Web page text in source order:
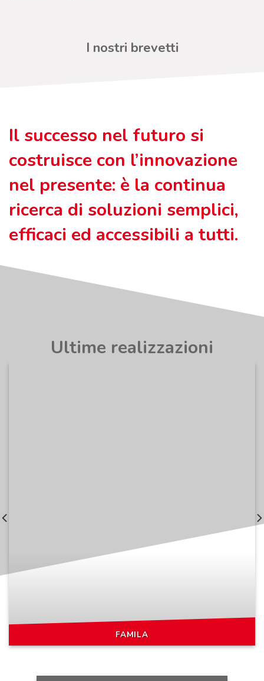
I nostri brevetti
Il successo nel futuro si
costruisce con l’innovazione
nel presente: è la continua
ricerca di soluzioni semplici,
efficaci ed accessibili a tutti.
Ultime realizzazioni
FAMILA